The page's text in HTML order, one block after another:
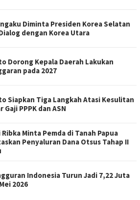
Diminta Presiden Korea Selatan
dengan Korea Utara
Dorong Kepala Daerah Lakukan
pada 2027
Siapkan Tiga Langkah Atasi Kesulitan
Gaji PPPK dan ASN
Minta Pemda di Tanah Papua
Penyaluran Dana Otsus Tahap II
Indonesia Turun Jadi 7,22 Juta
2026